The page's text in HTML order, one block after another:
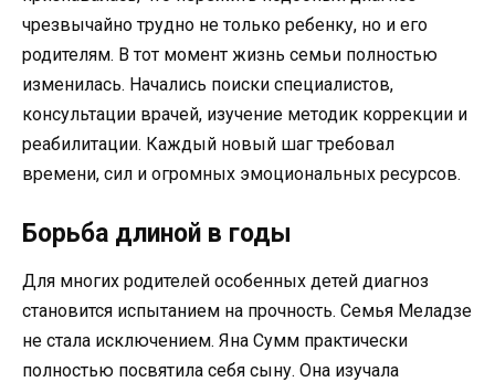
чрезвычайно трудно не только ребенку, но и его
родителям. В тот момент жизнь семьи полностью
изменилась. Начались поиски специалистов,
консультации врачей, изучение методик коррекции и
реабилитации. Каждый новый шаг требовал
времени, сил и огромных эмоциональных ресурсов.
Борьба длиной в годы
Для многих родителей особенных детей диагноз
становится испытанием на прочность. Семья Меладзе
не стала исключением. Яна Сумм практически
полностью посвятила себя сыну. Она изучала